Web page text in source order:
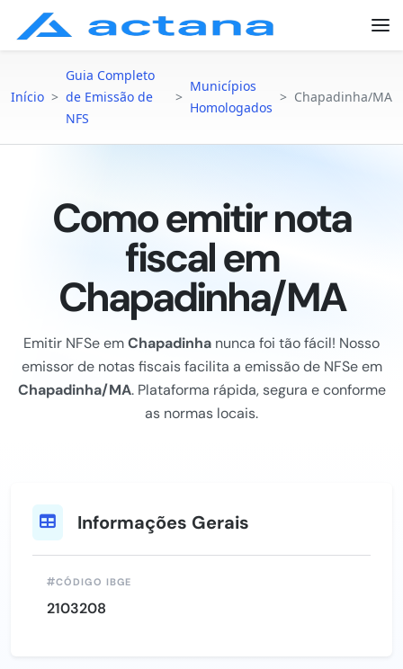
Início >
Guia Completo
de Emissão de
NFS
>
Municípios
Homologados
> Chapadinha/MA
Como emitir nota
fiscal em
Chapadinha/MA
Emitir NFSe emChapadinha nunca foi tão fácil! Nosso
emissor de notas fiscais facilita a emissão de NFSe em
Chapadinha/MA. Plataforma rápida, segura e conforme
as normas locais.
Informações Gerais
CÓDIGO IBGE
2103208